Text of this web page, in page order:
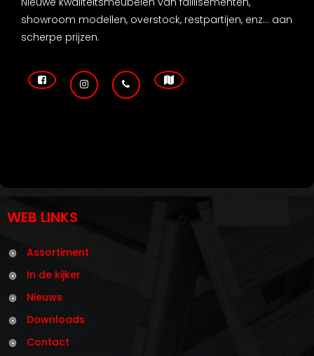
showroom modellen, overstock, restpartijen, enz... aan
scherpe prijzen.
WEB LINKS
Assortiment
In de kijker
Nieuws
Downloads
Contact